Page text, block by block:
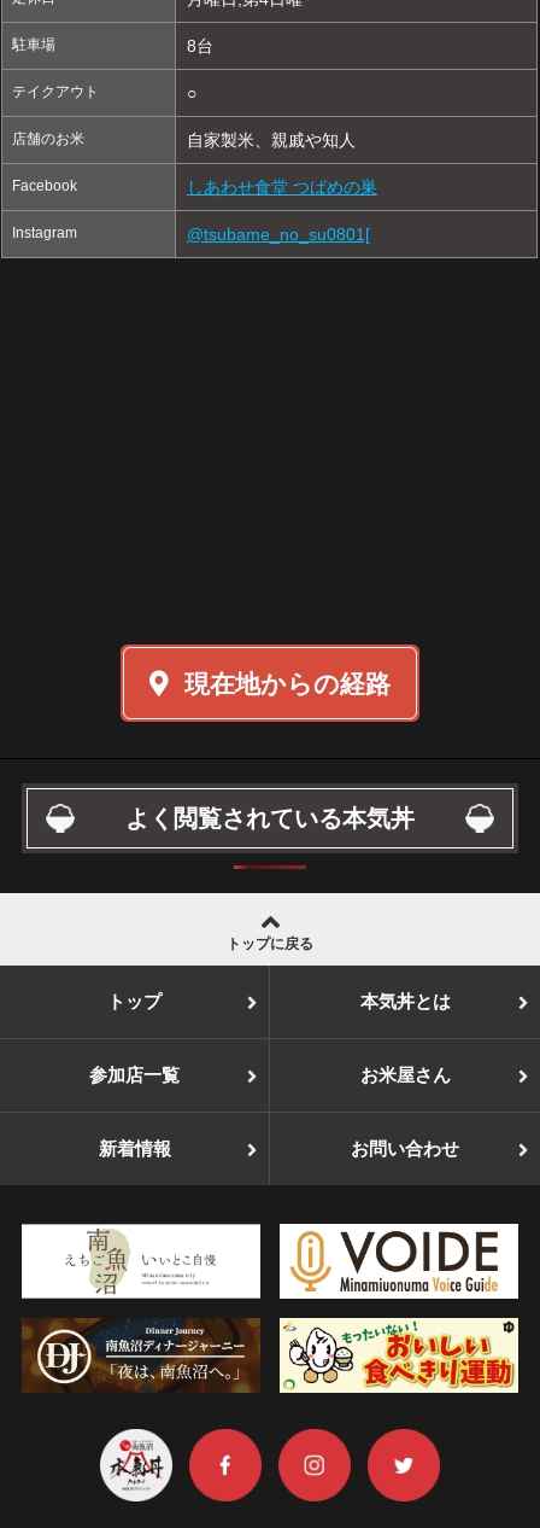
駐車場 8台
テイクアウト ○
店舗のお米 自家製米、親戚や知人
Facebook しあわせ食堂 つばめの巣
Instagram @tsubame_no_su0801[
現在地からの経路
よく閲覧されている本気丼
トップに戻る
トップ 本気丼とは
参加店一覧 お米屋さん
新着情報 お問い合わせ